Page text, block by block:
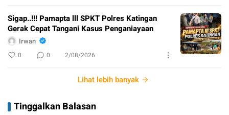
Sigap..!!! Pamapta lll SPKT Polres Katingan
Gerak Cepat Tangani Kasus Penganiayaan
Irwan
0 0 2/08/2026
Lihat lebih banyak
Tinggalkan Balasan